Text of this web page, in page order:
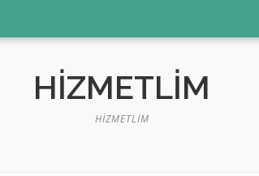
HIZMETLIM
HIZMETLIM